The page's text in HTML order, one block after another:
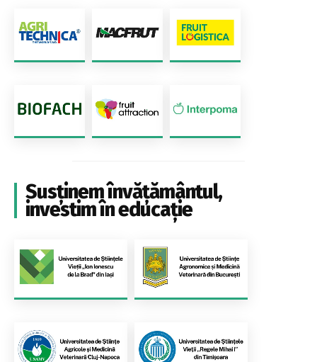
Susținem învățământul,
investim în educație